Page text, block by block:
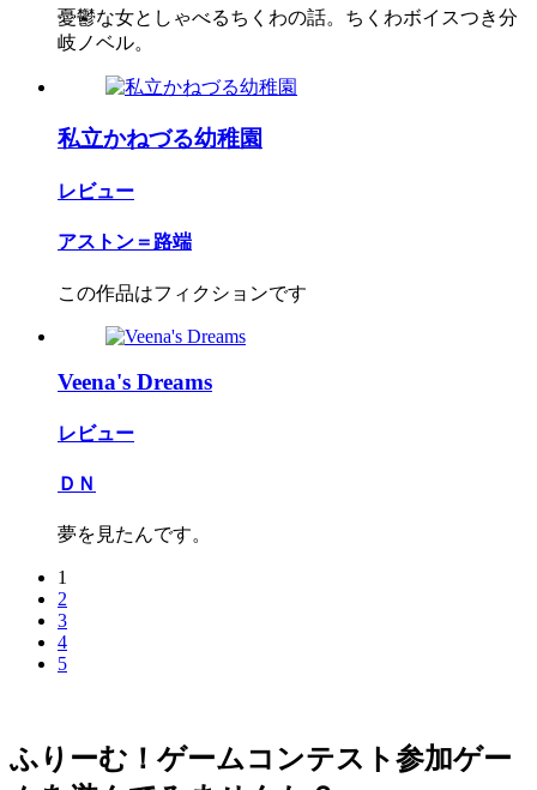
憂鬱な女としゃべるちくわの話。ちくわボイスつき分
岐ノベル。
私立かねづる幼稚園
レビュー
アストン＝路端
この作品はフィクションです
Veena's Dreams
レビュー
ＤＮ
夢を見たんです。
1
2
3
4
5
ふりーむ！ゲームコンテスト参加ゲー